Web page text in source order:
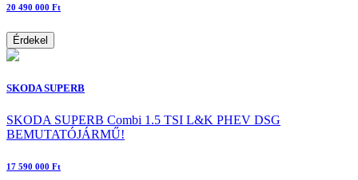
20 490 000 Ft
Érdekel
SKODA SUPERB
SKODA SUPERB Combi 1.5 TSI L&K PHEV DSG
BEMUTATÓJÁRMŰ!
17 590 000 Ft